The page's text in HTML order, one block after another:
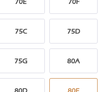
70E 70F
75C 75D
75G 80A